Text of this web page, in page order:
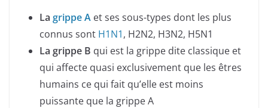
La grippe A et ses sous-types dont les plus
connus sont H1N1, H2N2, H3N2, H5N1
La grippe B qui est la grippe dite classique et
qui affecte quasi exclusivement que les êtres
humains ce qui fait qu’elle est moins
puissante que la grippe A